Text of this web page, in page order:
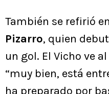
También se refirió
Pizarro, quien
un gol. El Vicho ve
“muy bien, está
ha preparado por